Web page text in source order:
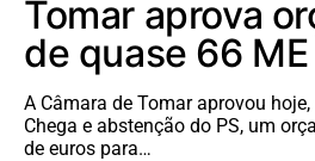
Tomar aprova
de quase 66 ME
A Câmara de Tomar aprovou
Chega e abstenção do PS, um
de euros para…